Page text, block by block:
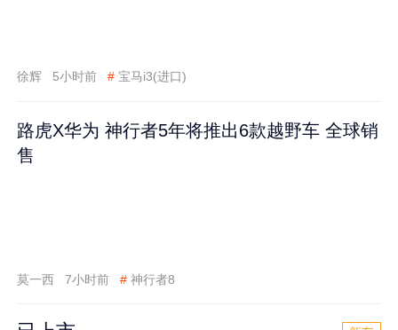
徐辉 5小时前 # 宝马i3(进口)
路虎X华为 神行者5年将推出6款越野车 全球销
售
莫一西 7小时前 # 神行者8